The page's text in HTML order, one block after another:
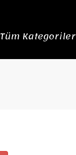
Tüm Kategoriler